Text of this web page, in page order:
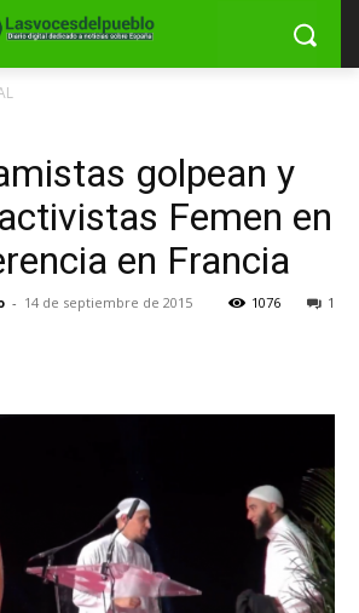
golpean y
Femen en
en Francia
- 14 de septiembre de 2015 1
1076